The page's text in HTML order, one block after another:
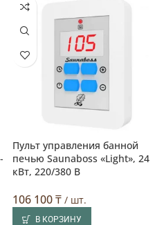
Пульт управления банной
печью Saunaboss «Light», 24
кВт, 220/380 В
106 100₸ / шт.
В КОРЗИНУ